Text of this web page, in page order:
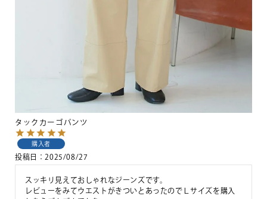
タックカーゴパンツ
購入者
投稿日 2025/08/27
スッキリ見えておしゃれなジーンズです。
レビューをみてウエストがきついとあったのでＬサイズを購入